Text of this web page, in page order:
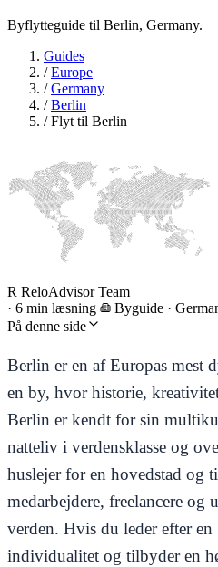
Byflytteguide til Berlin, Germany.
Guides
/Europe
/Germany
/Berlin
/Flyt til Berlin
R ReloAdvisor Team
· 6 min læsning Byguide ·
På denne side
Berlin er en af Europas mest
en by, hvor historie,
Berlin er kendt for sin
natteliv i verdensklasse og
huslejer for en hovedstad og
medarbejdere, freelancere og
verden. Hvis du leder efter
individualitet og tilbyder en